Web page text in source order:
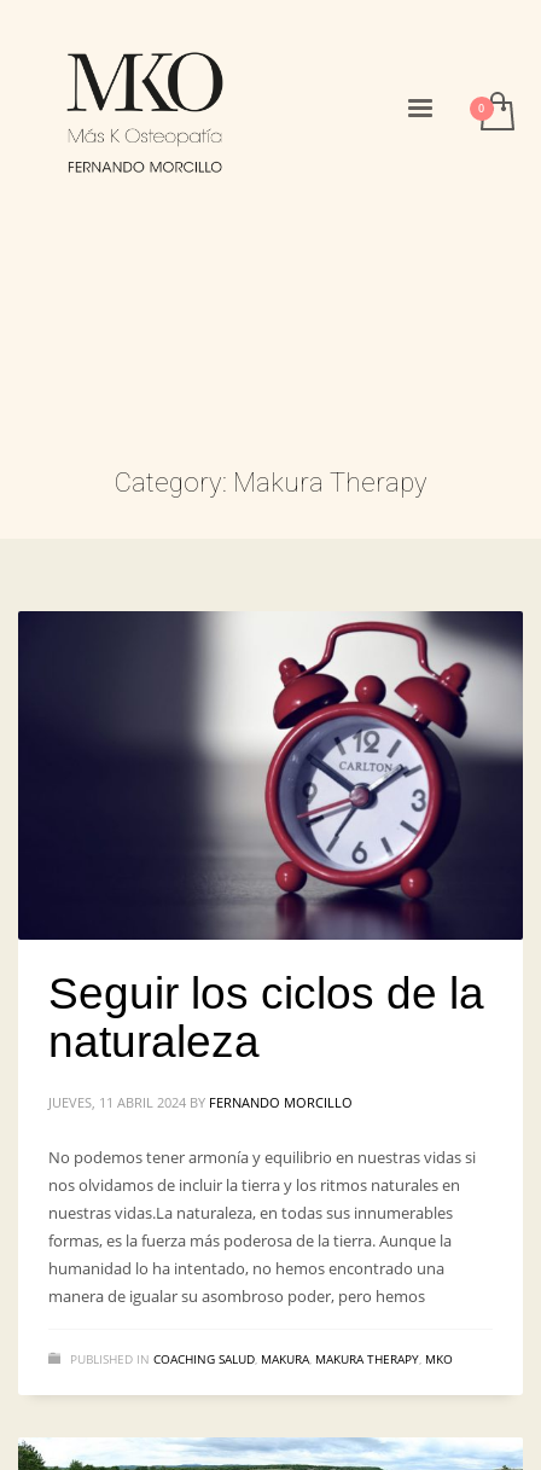
Category: Makura Therapy
Seguir los ciclos de la
naturaleza
JUEVES, 11 ABRIL 2024 BY FERNANDO MORCILLO
No podemos tener armonía y equilibrio en nuestras vidas si
nos olvidamos de incluir la tierra y los ritmos naturales en
nuestras vidas.La naturaleza, en todas sus innumerables
formas, es la fuerza más poderosa de la tierra. Aunque la
humanidad lo ha intentado, no hemos encontrado una
manera de igualar su asombroso poder, pero hemos
PUBLISHED IN COACHING SALUD, MAKURA, MAKURA THERAPY, MKO